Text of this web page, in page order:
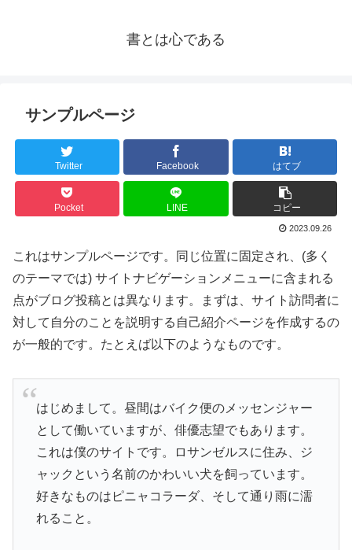
書とは心である
サンプルページ
Twitter Facebook はてブ
Pocket LINE コピー
2023.09.26
これはサンプルページです。同じ位置に固定され、(多く
のテーマでは) サイトナビゲーションメニューに含まれる
点がブログ投稿とは異なります。まずは、サイト訪問者に
対して自分のことを説明する自己紹介ページを作成するの
が一般的です。たとえば以下のようなものです。
はじめまして。昼間はバイク便のメッセンジャー
として働いていますが、俳優志望でもあります。
これは僕のサイトです。ロサンゼルスに住み、ジ
ャックという名前のかわいい犬を飼っています。
好きなものはピニャコラーダ、そして通り雨に濡
れること。